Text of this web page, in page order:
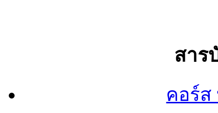
สาร
คอร์